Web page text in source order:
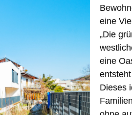
eine
„Die
eine
Dieses